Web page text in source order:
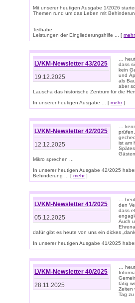
Mit unserer heutigen Ausgabe 1/2026
Themen rund um das Leben mit
Teilhabe
Leistungen der Eingliederungshilfe ... [ mehr
LVKM-Newsletter 43/2025
19.12.2025
…
dass
kein
und
als
aber
Lauscha das historische Zentrum für die
In unserer heutigen Ausgabe ... [ mehr]
LVKM-Newsletter 42/2025
12.12.2025
…
ist am
Mikro sprechen ...
In unserer heutigen Ausgabe 42/2025
Behinderung ... [ mehr]
LVKM-Newsletter 41/2025
05.12.2025
…
den
dass
Auch
dafür gibt es heute von uns ein dickes
In unserer heutigen Ausgabe 41/2025
LVKM-Newsletter 40/2025
28.11.2025
…
tätig
Zeiten
Tag